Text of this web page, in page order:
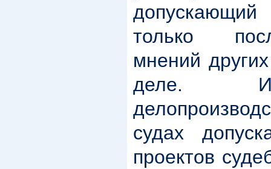
только
мнений
деле.
судах
проектов